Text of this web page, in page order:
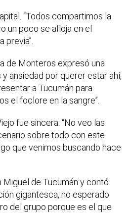
“Todos compartimos la
un poco se afloja en el
previa”.
de Monteros expresó una
y ansiedad por querer estar ahí,
a Tucumán para
el foclore en la sangre”.
fue sincera: “No veo las
sobre todo con este
que venimos buscando hace
Miguel de Tucumán y contó
gigantesca, no esperado
del grupo porque es el que